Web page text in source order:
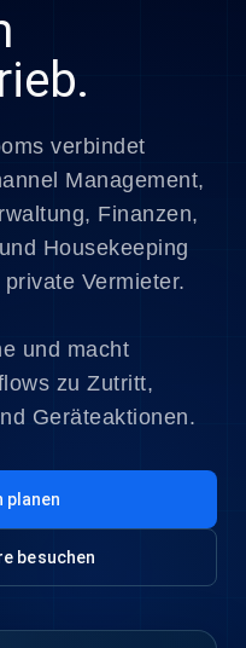
verbindet
Management,
Finanzen,
Housekeeping
Vermieter.
und macht
zu Zutritt,
Geräteaktionen.
planen
besuchen